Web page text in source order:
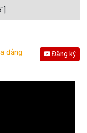
đẳng
Đăng ký